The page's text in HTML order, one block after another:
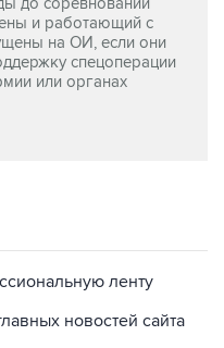
и работающий с
на ОИ, если они
спецоперации
или органах
ленту
новостей сайта